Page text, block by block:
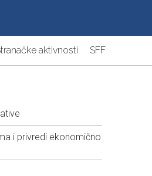
aktivnosti SFF
i privredi ekonomično